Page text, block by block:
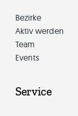
Bezirke
Aktiv werden
Team
Events
Service